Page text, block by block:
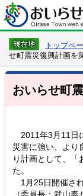
トップペ
せ町震災復興計画を
おいらせ町
2011年3月11日
災害に強い、より
り計画として、「
た。
1月25日開催さ